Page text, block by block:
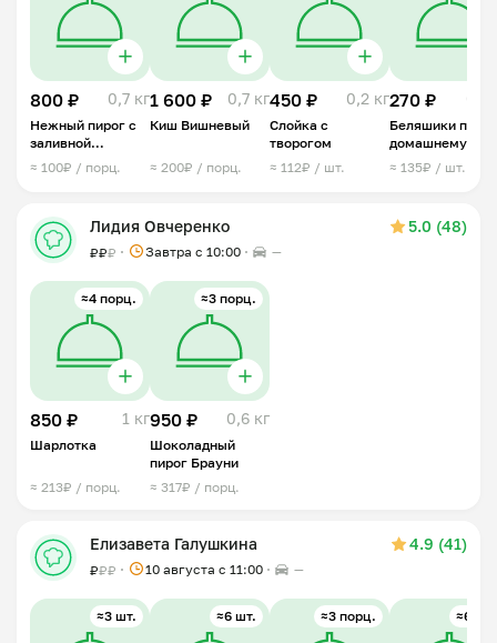
800 ₽ 0,7 кг
Нежный пирог с
заливной
начинкой из
капусты и яиц
≈ 100₽ / порц.
1 600 ₽ 0,7 кг
Киш Вишневый
≈ 200₽ / порц.
450 ₽ 0,2 кг
Слойка с
творогом
≈ 112₽ / шт.
270 ₽
Беляшики по-
домашнему
≈ 135₽ / шт.
Лидия Овчеренко 5.0 (48)
₽₽₽ Завтра c 10:00 —
≈4 порц.
850 ₽ 1 кг
Шарлотка
≈ 213₽ / порц.
≈3 порц.
950 ₽ 0,6 кг
Шоколадный
пирог Брауни
≈ 317₽ / порц.
Елизавета Галушкина 4.9 (41)
₽₽₽ 10 августа с 11:00 —
≈3 шт. ≈6 шт. ≈3 порц. ≈6 шт.